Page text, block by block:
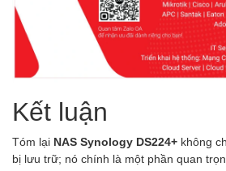
Kết luận
Tóm lại NAS Synology DS224+ không
bị lưu trữ; nó chính là một phần quan